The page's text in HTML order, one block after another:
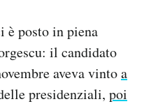
è posto in piena
il candidato
aveva vintoa
presidenziali, poi